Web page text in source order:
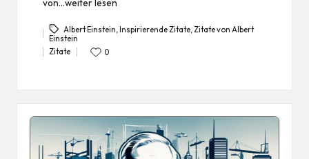
von…weiter lesen
Tags:
Albert Einstein Inspirierende Zitate, Zitate von Albert
Einstein
Posted
Zitate 0